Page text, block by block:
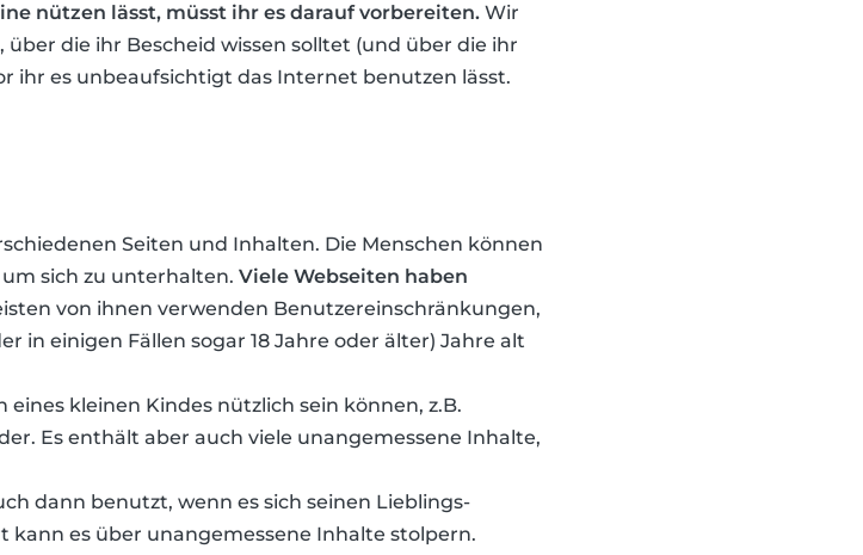
nützen lässt, müsst ihr es darauf vorbereiten. Wir
die ihr Bescheid wissen solltet (und über die ihr
ihr es unbeaufsichtigt das Internet benutzen lässt.
Seiten und Inhalten. Die Menschen können
sich zu unterhalten. Viele Webseiten haben
von ihnen verwenden Benutzereinschränkungen,
in einigen Fällen sogar 18 Jahre oder älter) Jahre alt
kleinen Kindes nützlich sein können, z.B.
Es enthält aber auch viele unangemessene Inhalte,
dann benutzt, wenn es sich seinen Lieblings-
kann es über unangemessene Inhalte stolpern.